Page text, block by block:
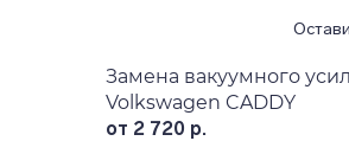
Замена вакуумного
Volkswagen CADDY
от 2 720 р.